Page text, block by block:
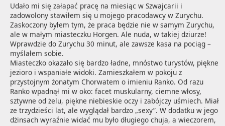
Udało mi się załapać pracę na miesiąc w Szwajcarii i
zadowolony stawiłem się u mojego pracodawcy w Zurychu.
Zaskoczony byłem tym, że praca będzie nie w samym Zurychu,
ale w małym miasteczku Horgen. Ale nuda, w takiej dziurze!
Wprawdzie do Zurychu 30 minut, ale zawsze kasa na pociąg –
myślałem sobie.
Miasteczko okazało się bardzo ładne, mnóstwo turystów, piękne
jezioro i wspaniałe widoki. Zamieszkałem w pokoju z
przystojnym żonatym Chorwatem o imieniu Ranko. Od razu
Ranko wpadnął mi w oko: facet muskularny, ciemne włosy,
sztywne od żelu, piękne niebieskie oczy i zabójczy uśmiech. Miał
ze trzydzieści lat, ale wyglądał bardzo „sexy”. W dodatku w jego
dżinsach wyraźnie widać mu było długiego chuja, a wieczorem,